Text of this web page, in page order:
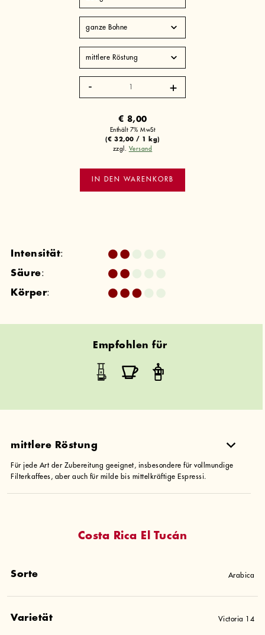
€ 8,00
Enthält 7% MwSt
(€ 32,00 / 1 kg)
zzgl. Versand
IN DEN WARENKORB
Costa Rica El Tucán
Sorte Arabica
Varietät Victoria 14
Empfohlen für
Intensität:
Säure:
Körper:
mittlere Röstung
Für jede Art der Zubereitung geeignet, insbesondere für vollmundige
Filterkaffees, aber auch für milde bis mittelkräftige Espressi.